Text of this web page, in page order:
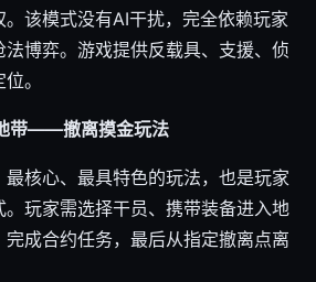
该模式没有AI干扰，完全依赖玩家
博弈。游戏提供反载具、支援、侦
。
带——撤离摸金玩法
核心、最具特色的玩法，也是玩家
玩家需选择干员、携带装备进入地
完成合约任务，最后从指定撤离点离